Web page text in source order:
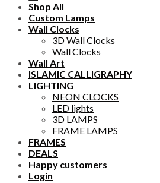
Shop All
Custom Lamps
Wall Clocks
3D Wall Clocks
Wall Clocks
Wall Art
ISLAMIC CALLIGRAPHY
LIGHTING
NEON CLOCKS
LED lights
3D LAMPS
FRAME LAMPS
FRAMES
DEALS
Happy customers
Login